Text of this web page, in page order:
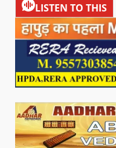
LISTEN TO THIS